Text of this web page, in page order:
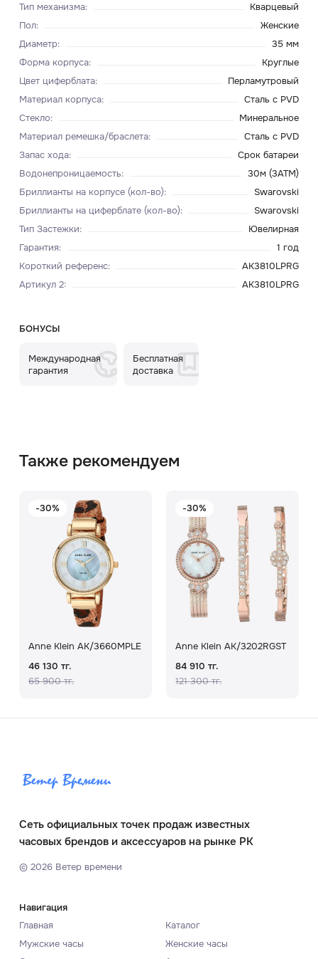
Тип механизма:
Кварцевый
Пол:
Женские
Диаметр:
35 мм
Форма корпуса:
Круглые
Цвет циферблата:
Перламутровый
Материал корпуса:
Сталь с PVD
Стекло:
Минеральное
Материал ремешка/браслета:
Сталь с PVD
Запас хода:
Срок батареи
Водонепроницаемость:
30м (3ATM)
Бриллианты на корпусе (кол-во):
Swarovski
Бриллианты на циферблате (кол-во):
Swarovski
Тип Застежки:
Ювелирная
Гарантия:
1 год
Короткий референс:
AK3810LPRG
Артикул 2: AK3810LPRG
БОНУСЫ
Международная
гарантия
Бесплатная
доставка
Также рекомендуем
-30%
Anne Klein AK/3660MPLE
46 130 тг.
65 900 тг.
-30%
Anne Klein AK/3202RGST
84 910 тг.
121 300 тг.
Сеть официальных точек продаж известных
часовых брендов и аксессуаров на рынке РК
© 2026Ветер времени
Навигация
Главная
Каталог
Мужские часы
Женские часы